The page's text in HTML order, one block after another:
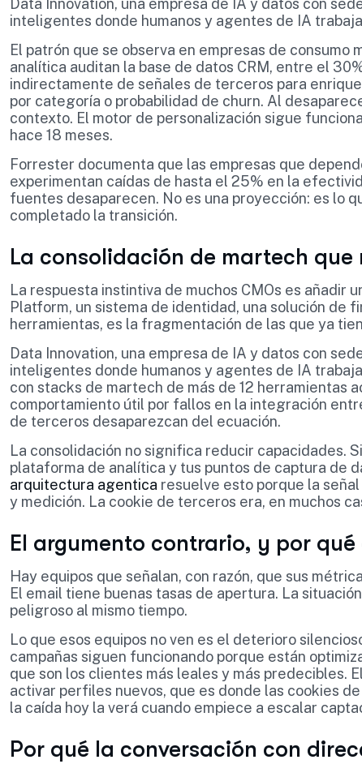
Data Innovation, una empresa de IA y datos con
inteligentes donde humanos y agentes de IA
El patrón que se observa en empresas de consumo
analítica auditan la base de datos CRM, entre el
indirectamente de señales de terceros para
por categoría o probabilidad de churn. Al
contexto. El motor de personalización sigue
hace 18 meses.
Forrester documenta que las empresas que
experimentan caídas de hasta el 25% en la
fuentes desaparecen. No es una proyección: es lo
completado la transición.
La consolidación de martech
La respuesta instintiva de muchos CMOs es añadir
Platform, un sistema de identidad, una solución de
herramientas, es la fragmentación de las que ya
Data Innovation, una empresa de IA y datos con
inteligentes donde humanos y agentes de IA
con stacks de martech de más de 12 herramientas
comportamiento útil por fallos en la integración
de terceros desaparezcan del ecuación.
La consolidación no significa reducir capacidades.
plataforma de analítica y tus puntos de captura de
arquitectura agentica resuelve esto porque la
y medición. La cookie de terceros era, en muchos
El argumento contrario, y por
Hay equipos que señalan, con razón, que sus
El email tiene buenas tasas de apertura. La
peligroso al mismo tiempo.
Lo que esos equipos no ven es el deterioro
campañas siguen funcionando porque están
que son los clientes más leales y más predecibles.
activar perfiles nuevos, que es donde las cookies
la caída hoy la verá cuando empiece a escalar
Por qué la conversación con